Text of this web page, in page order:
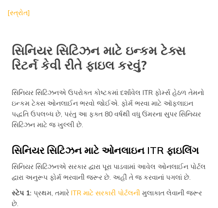
[સ્ત્રોત]
સિનિયર સિટિઝન માટે ઇન્કમ ટેક્સ
રિટર્ન કેવી રીતે ફાઇલ કરવું?
સિનિયર સિટિઝનએ ઉપરોક્ત કોષ્ટકમાં દર્શાવેલ ITR ફોર્મ્સ હેઠળ તેમનો
ઇન્કમ ટેક્સ ઓનલાઈન ભરવો જોઈએ. ફોર્મ ભરવા માટે ઑફલાઇન
પદ્ધતિ ઉપલબ્ધ છે, પરંતુ આ ફક્ત 80 વર્ષથી વધુ ઉંમરના સુપર સિનિયર
સિટિઝન માટે જ ખુલ્લી છે.
સિનિયર સિટિઝન માટે ઓનલાઇન ITR ફાઇલિંગ
સિનિયર સિટિઝનએ સરકાર દ્વારા પૂરા પાડવામાં આવેલ ઓનલાઈન પોર્ટલ
દ્વારા અનુરૂપ ફોર્મ ભરવાની જરૂર છે. અહીં તે જ કરવાનાં પગલાં છે.
સ્ટેપ 1: પ્રથમ, તમારે ITR માટે સરકારી પોર્ટલની મુલાકાત લેવાની જરૂર
છે.